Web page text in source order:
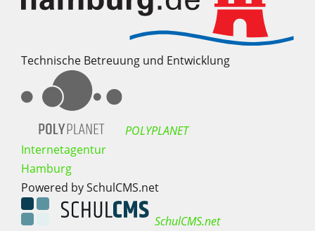
Technische Betreuung und Entwicklung
POLYPLANET
Internetagentur
Hamburg
Powered by SchulCMS.net
SchulCMS.net